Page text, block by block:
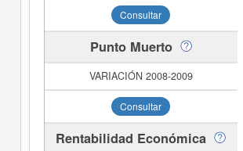
Consultar
Punto Muerto
Consultar
Rentabilidad Económica